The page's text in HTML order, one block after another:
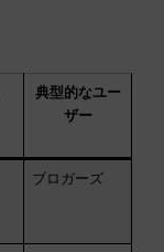
典型的なユー
ザー
ブロガーズ